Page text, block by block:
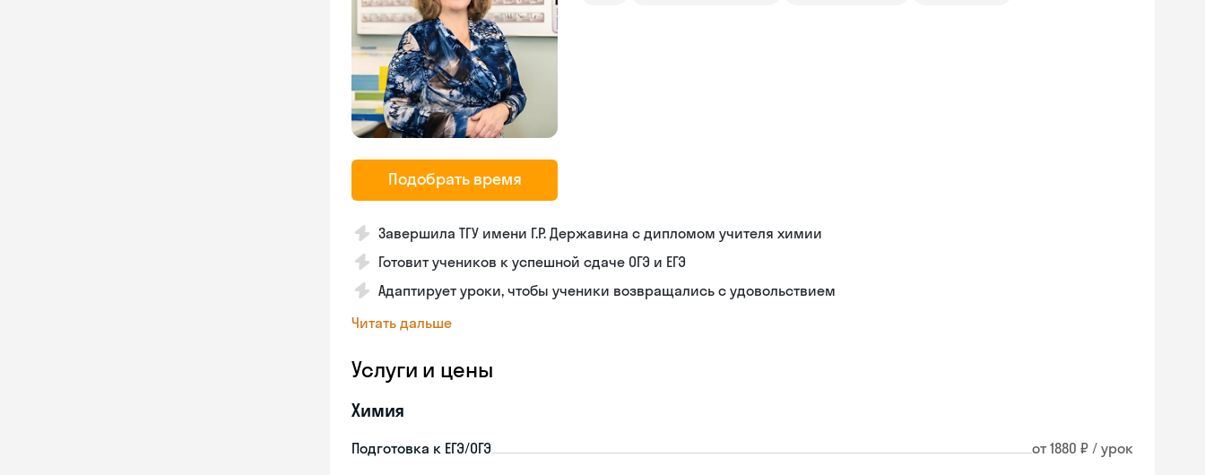
Подобрать время
Завершила ТГУ имени Г.Р. Державина с дипломом учителя химии
Готовит учеников к успешной сдаче ОГЭ и ЕГЭ
Адаптирует уроки, чтобы ученики возвращались с удовольствием
Читать дальше
Услуги и цены
Химия
Подготовка к ЕГЭ/ОГЭ от 1880 ₽ / урок